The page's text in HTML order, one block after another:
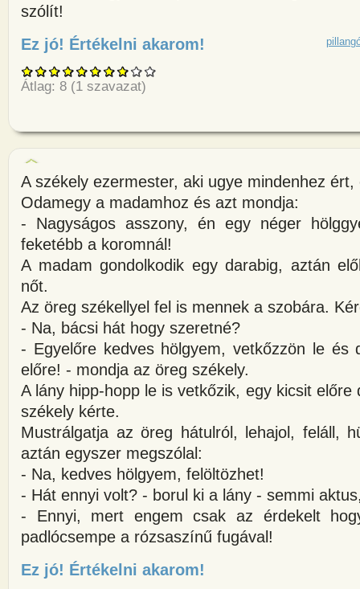
szólít!
Ez jó! Értékelni akarom! about Kirívóan sminkelt és
Átlag: 8 (1 szavazat)
A székely ezermester, aki ugye mindenhez
Odamegy a madamhoz és azt mondja:
- Nagyságos asszony, én egy néger
feketébb a koromnál!
A madam gondolkodik egy darabig, aztán
nőt.
Az öreg székellyel fel is mennek a szobára.
- Na, bácsi hát hogy szeretné?
- Egyelőre kedves hölgyem, vetkőzzön le és
előre! - mondja az öreg székely.
A lány hipp-hopp le is vetkőzik, egy kicsit előre
székely kérte.
Mustrálgatja az öreg hátulról, lehajol, feláll,
aztán egyszer megszólal:
- Na, kedves hölgyem, felöltözhet!
- Hát ennyi volt? - borul ki a lány - semmi
- Ennyi, mert engem csak az érdekelt
padlócsempe a rózsaszínű fugával!
Ez jó! Értékelni akarom!